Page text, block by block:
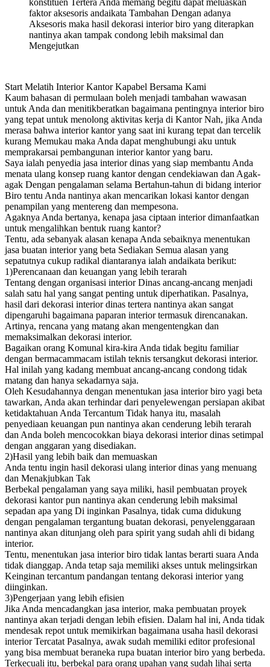
faktor aksesoris andaikata Tambahan Dengan adanya
Aksesoris maka hasil dekorasi interior biro yang diterapkan
nantinya akan tampak condong lebih maksimal dan
Mengejutkan
Start Melatih Interior Kantor Kapabel Bersama Kami
Kaum bahasan di permulaan boleh menjadi tambahan wawasan
untuk Anda dan menitikberatkan bagaimana pentingnya interior biro
yang tepat untuk menolong aktivitas kerja di Kantor Nah, jika Anda
merasa bahwa interior kantor yang saat ini kurang tepat dan tercelik
kurang Memukau maka Anda dapat menghubungi aku untuk
memprakarsai pembangunan interior kantor yang baru.
Saya ialah penyedia jasa interior dinas yang siap membantu Anda
menata ulang konsep ruang kantor dengan cendekiawan dan Agak-
agak Dengan pengalaman selama Bertahun-tahun di bidang interior
Biro tentu Anda nantinya akan mencarikan lokasi kantor dengan
penampilan yang mentereng dan mempesona.
Agaknya Anda bertanya, kenapa jasa ciptaan interior dimanfaatkan
untuk mengalihkan bentuk ruang kantor?
Tentu, ada sebanyak alasan kenapa Anda sebaiknya menentukan
jasa buatan interior yang beta Sediakan Semua alasan yang
sepatutnya cukup radikal diantaranya ialah andaikata berikut:
1)Perencanaan dan keuangan yang lebih terarah
Tentang dengan organisasi interior Dinas ancang-ancang menjadi
salah satu hal yang sangat penting untuk diperhatikan. Pasalnya,
hasil dari dekorasi interior dinas tertera nantinya akan sangat
dipengaruhi bagaimana paparan interior termasuk direncanakan.
Artinya, rencana yang matang akan mengentengkan dan
memaksimalkan dekorasi interior.
Bagaikan orang Komunal kira-kira Anda tidak begitu familiar
dengan bermacammacam istilah teknis tersangkut dekorasi interior.
Hal inilah yang kadang membuat ancang-ancang condong tidak
matang dan hanya sekadarnya saja.
Oleh Kesudahannya dengan menentukan jasa interior biro yagi beta
tawarkan, Anda akan terhindar dari penyelewengan persiapan akibat
ketidaktahuan Anda Tercantum Tidak hanya itu, masalah
penyediaan keuangan pun nantinya akan cenderung lebih terarah
dan Anda boleh mencocokkan biaya dekorasi interior dinas setimpal
dengan anggaran yang disediakan.
2)Hasil yang lebih baik dan memuaskan
Anda tentu ingin hasil dekorasi ulang interior dinas yang menuang
dan Menakjubkan Tak
Berbekal pengalaman yang saya miliki, hasil pembuatan proyek
dekorasi kantor pun nantinya akan cenderung lebih maksimal
sepadan apa yang Di inginkan Pasalnya, tidak cuma didukung
dengan pengalaman tergantung buatan dekorasi, penyelenggaraan
nantinya akan ditunjang oleh para spirit yang sudah ahli di bidang
interior.
Tentu, menentukan jasa interior biro tidak lantas berarti suara Anda
tidak dianggap. Anda tetap saja memiliki akses untuk melingsirkan
Keinginan tercantum pandangan tentang dekorasi interior yang
diinginkan.
3)Pengerjaan yang lebih efisien
Jika Anda mencadangkan jasa interior, maka pembuatan proyek
nantinya akan terjadi dengan lebih efisien. Dalam hal ini, Anda tidak
mendesak repot untuk memikirkan bagaimana usaha hasil dekorasi
interior Tercatat Pasalnya, awak sudah memiliki editor profesional
yang bisa membuat beraneka rupa buatan interior biro yang berbeda.
Terkecuali itu, berbekal para orang upahan yang sudah lihai serta